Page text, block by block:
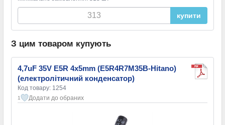
купити
З цим товаром купують
4,7uF 35V E5R 4x5mm (E5R4R7M35B-Hitano)
(електролітичний конденсатор)
Код товару: 1254
1 Додати до обраних